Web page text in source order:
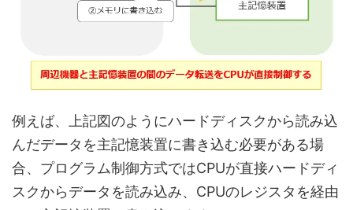
例えば、上記図のようにハードディスクから読み込
んだデータを主記憶装置に書き込む必要がある場
合、プログラム制御方式ではCPUが直接ハードディ
スクからデータを読み込み、CPUのレジスタを経由